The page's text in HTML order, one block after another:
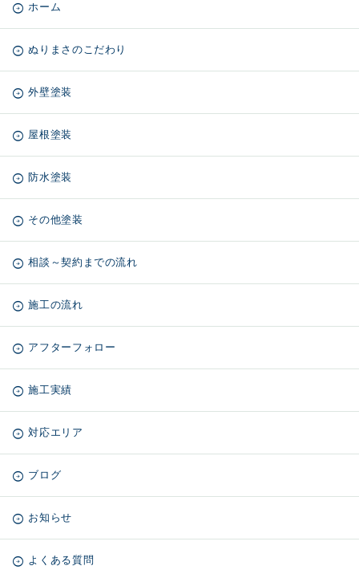
ホーム
ぬりまさのこだわり
外壁塗装
屋根塗装
防水塗装
その他塗装
相談～契約までの流れ
施工の流れ
アフターフォロー
施工実績
対応エリア
ブログ
お知らせ
よくある質問